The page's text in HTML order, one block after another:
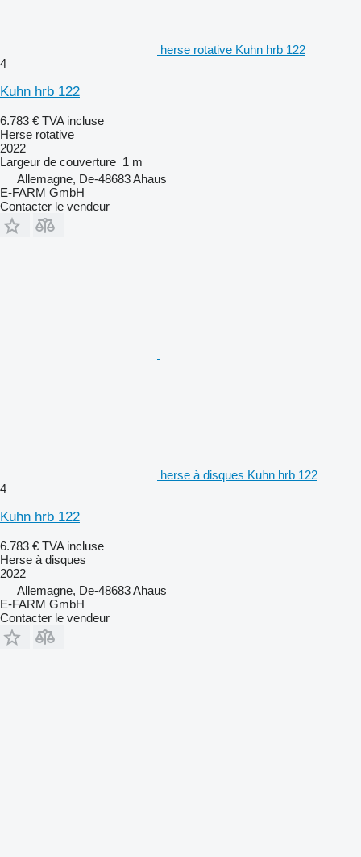
herse rotative Kuhn hrb 122
4
Kuhn hrb 122
6.783 € TVA incluse
Herse rotative
2022
Largeur de couverture 1 m
Allemagne, De-48683 Ahaus
E-FARM GmbH
Contacter le vendeur
herse à disques Kuhn hrb 122
4
Kuhn hrb 122
6.783 € TVA incluse
Herse à disques
2022
Allemagne, De-48683 Ahaus
E-FARM GmbH
Contacter le vendeur